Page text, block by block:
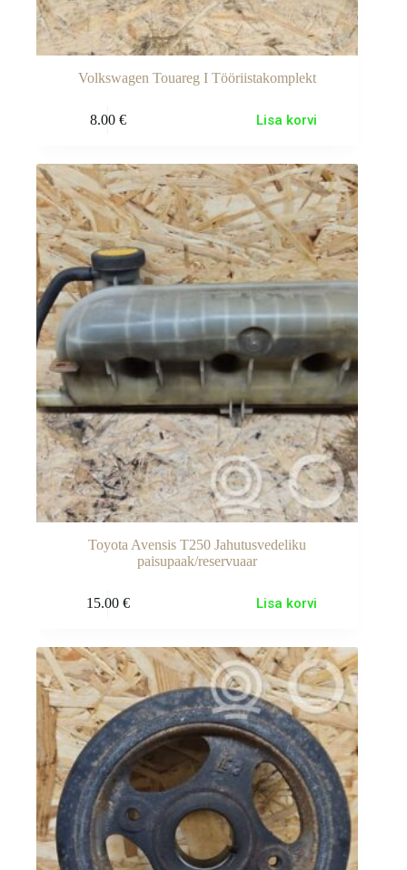
Volkswagen Touareg I Tööriistakomplekt
8.00 € Lisa korvi
Toyota Avensis T250 Jahutusvedeliku
paisupaak/reservuaar
15.00 € Lisa korvi